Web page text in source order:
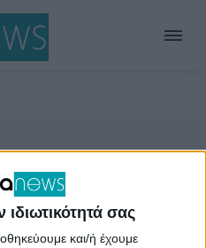
σας
και/ή έχουμε